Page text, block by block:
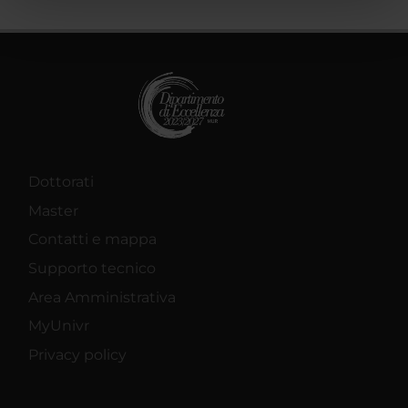
Dottorati
Master
Contatti e mappa
Supporto tecnico
Area Amministrativa
MyUnivr
Privacy policy